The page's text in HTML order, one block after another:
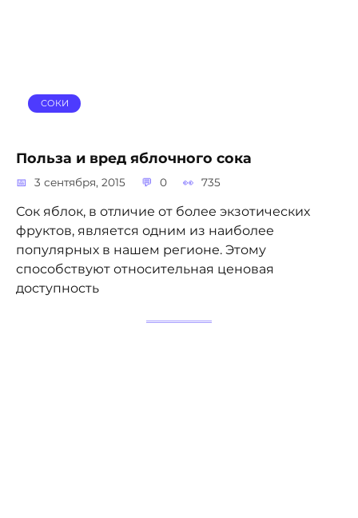
СОКИ
Польза и вред яблочного сока
3 сентября, 2015 0 735
Сок яблок, в отличие от более экзотических
фруктов, является одним из наиболее
популярных в нашем регионе. Этому
способствуют относительная ценовая
доступность